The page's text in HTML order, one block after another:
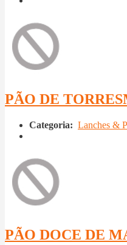
PÃO DE
Categoria: Lanches &
PÃO DOCE DE